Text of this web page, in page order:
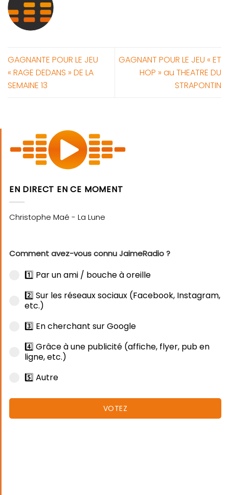
GAGNANTE POUR LE JEU
« RAGE DEDANS » DE LA
SEMAINE 13
GAGNANT POUR LE JEU « ET
HOP » au THEATRE DU
STRAPONTIN
EN DIRECT EN CE MOMENT
Comment avez-vous connu JaimeRadio ?
1️⃣ Par un ami / bouche à oreille
2️⃣ Sur les réseaux sociaux (Facebook, Instagram,
etc.)
3️⃣ En cherchant sur Google
4️⃣ Grâce à une publicité (affiche, flyer, pub en
ligne, etc.)
5️⃣ Autre
VOTEZ